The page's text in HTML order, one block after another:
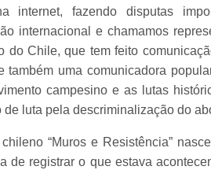
internet, fazendo disputas
internacional e chamamos
do Chile, que tem feito
também uma comunicadora
campesino e as lutas
de luta pela descriminalização do
“Muros e Resistência”
de registrar o que estava